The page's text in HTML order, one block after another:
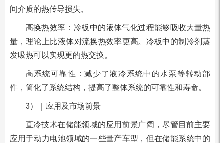
间介质的热传导损失。
高换热效率：冷板中的液体气化过程能够吸收大量热
量，理论上比液体对流换热效率更高。冷板中的制冷剂蒸
发吸热可以实现更的热交换。
高系统可靠性：减少了液冷系统中的水泵等转动部
件，简化了系统结构，提高了整体系统的可靠性和寿命。
3）｜应用及市场前景
直冷技术在储能领域的应用前景广阔，尽管目前主要
应用于动力电池领域的一些量产车型，但在储能系统中的